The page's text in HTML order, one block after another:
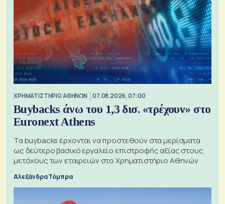
XΡΗΜΑΤΙΣΤΗΡΙΟ ΑΘΗΝΩΝ 07.08.2026, 07:00
Buybacks άνω του 1,3 δισ. «τρέχουν» στο
Euronext Athens
Τα buybacks έρχονται να προστεθούν στα μερίσματα
ως δεύτερο βασικό εργαλείο επιστροφής αξίας στους
μετόχους των εταιρειών στο Χρηματιστήριο Αθηνών
Αλεξάνδρα Τόμπρα